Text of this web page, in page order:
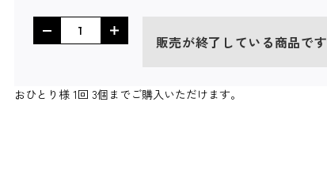
販売が終了している商品です
おひとり様 1回 3個までご購入いただけます。